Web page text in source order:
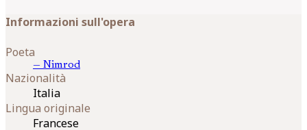
Informazioni sull'opera
Poeta
— Nimrod
Nazionalità
Italia
Lingua originale
Francese